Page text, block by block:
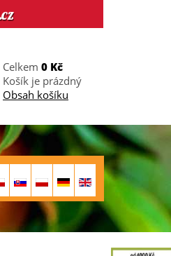
Celkem 0 Kč
Košík je prázdný
Obsah košíku